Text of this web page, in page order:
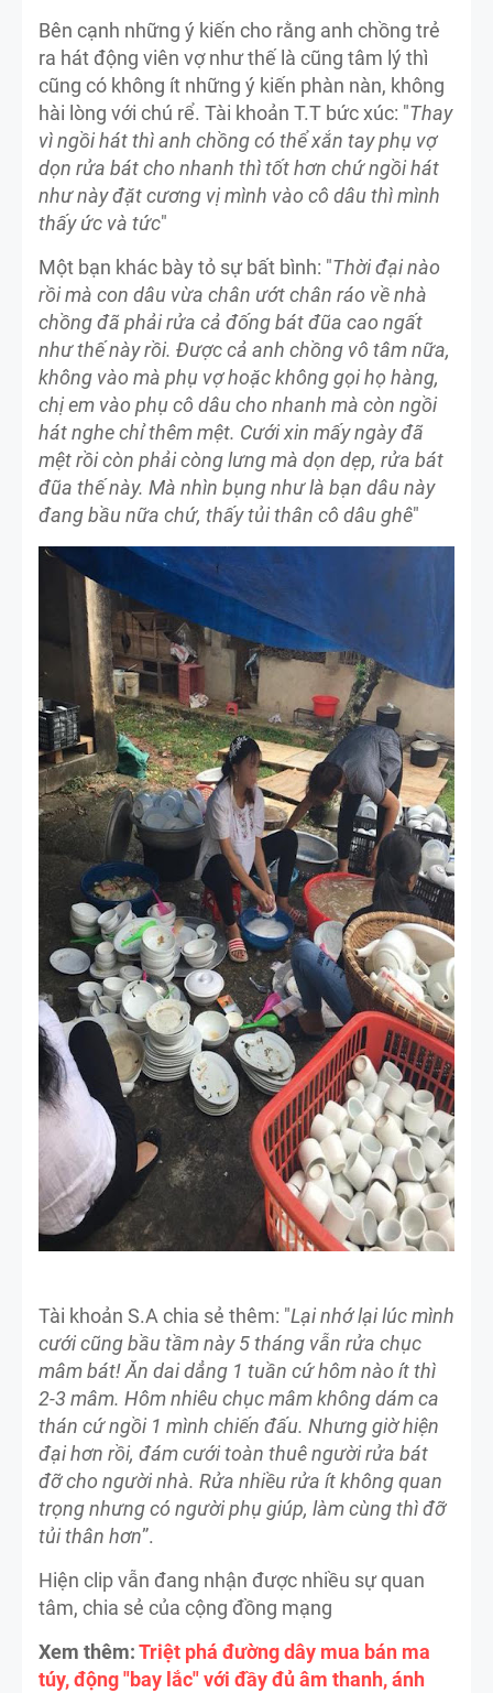
Bên cạnh những ý kiến cho rằng anh chồng trẻ
ra hát động viên vợ như thế là cũng tâm lý thì
cũng có không ít những ý kiến phàn nàn, không
hài lòng với chú rể. Tài khoản T.T bức xúc: "Thay
vì ngồi hát thì anh chồng có thể xắn tay phụ vợ
dọn rửa bát cho nhanh thì tốt hơn chứ ngồi hát
như này đặt cương vị mình vào cô dâu thì mình
thấy ức và tức"
Một bạn khác bày tỏ sự bất bình: "Thời đại nào
rồi mà con dâu vừa chân ướt chân ráo về nhà
chồng đã phải rửa cả đống bát đũa cao ngất
như thế này rồi. Được cả anh chồng vô tâm nữa,
không vào mà phụ vợ hoặc không gọi họ hàng,
chị em vào phụ cô dâu cho nhanh mà còn ngồi
hát nghe chỉ thêm mệt. Cưới xin mấy ngày đã
mệt rồi còn phải còng lưng mà dọn dẹp, rửa bát
đũa thế này. Mà nhìn bụng như là bạn dâu này
đang bầu nữa chứ, thấy tủi thân cô dâu ghê"
Tài khoản S.A chia sẻ thêm: "Lại nhớ lại lúc mình
cưới cũng bầu tầm này 5 tháng vẫn rửa chục
mâm bát! Ăn dai dẳng 1 tuần cứ hôm nào ít thì
2-3 mâm. Hôm nhiêu chục mâm không dám ca
thán cứ ngồi 1 mình chiến đấu. Nhưng giờ hiện
đại hơn rồi, đám cưới toàn thuê người rửa bát
đỡ cho người nhà. Rửa nhiều rửa ít không quan
trọng nhưng có người phụ giúp, làm cùng thì đỡ
tủi thân hơn”.
Hiện clip vẫn đang nhận được nhiều sự quan
tâm, chia sẻ của cộng đồng mạng
Xem thêm:Triệt phá đường dây mua bán ma
túy, động "bay lắc" với đầy đủ âm thanh, ánh